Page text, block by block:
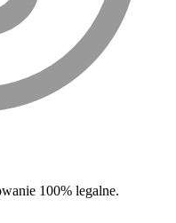
100% legalne.